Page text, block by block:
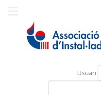
Usuari